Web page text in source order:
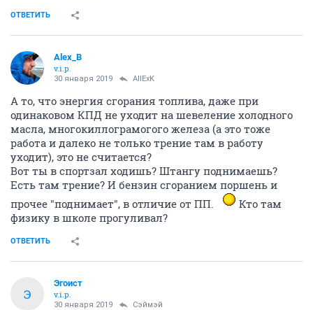
ОТВЕТИТЬ
Alex_B
v.i.p.
30 января 2019 AllExK
А то, что энергия сгорания топлива, даже при
одинаковом КПД не уходит на шевеление холодного
масла, многокиллограмогого железа (а это тоже
работа и далеко не только трение там в работу
уходит), это не считается?
Вот ты в спортзал ходишь? Штангу поднимаешь?
Есть там трение? И бензин сгоранием поршень и
прочее "поднимает", в отличие от ПП.
Кто там
физику в школе прогуливал?
ОТВЕТИТЬ
Э
Эгоист
v.i.p.
30 января 2019 Сэймэй